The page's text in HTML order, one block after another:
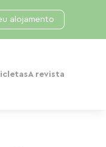
A revista
alojamento